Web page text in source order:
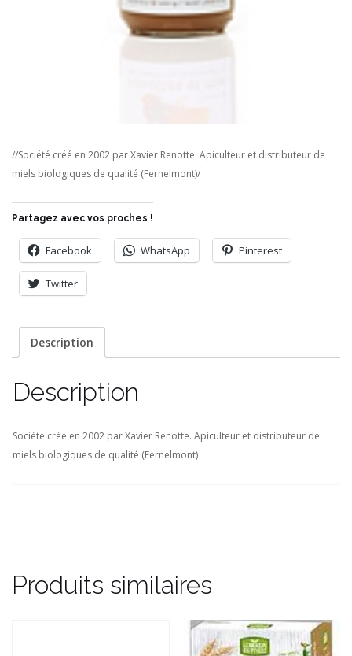
//Société créé en 2002 par Xavier Renotte. Apiculteur et distributeur de
miels biologiques de qualité (Fernelmont)/
Partagez avec vos proches !
Facebook WhatsApp Pinterest
Twitter
Description
Description
Société créé en 2002 par Xavier Renotte. Apiculteur et distributeur de
miels biologiques de qualité (Fernelmont)
Produits similaires